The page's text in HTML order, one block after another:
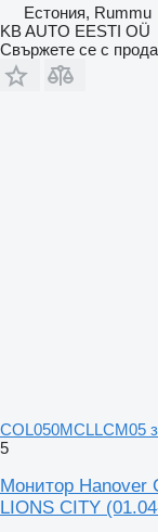
Естония, Rummu
KB AUTO EESTI OÜ
Свържете се с
COL050MCLLCM05
5
Монитор Hanover
LIONS CITY